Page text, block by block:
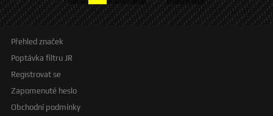
Přehled značek
Poptávka filtru JR
Registrovat se
Zapomenuté heslo
Obchodní podmínky